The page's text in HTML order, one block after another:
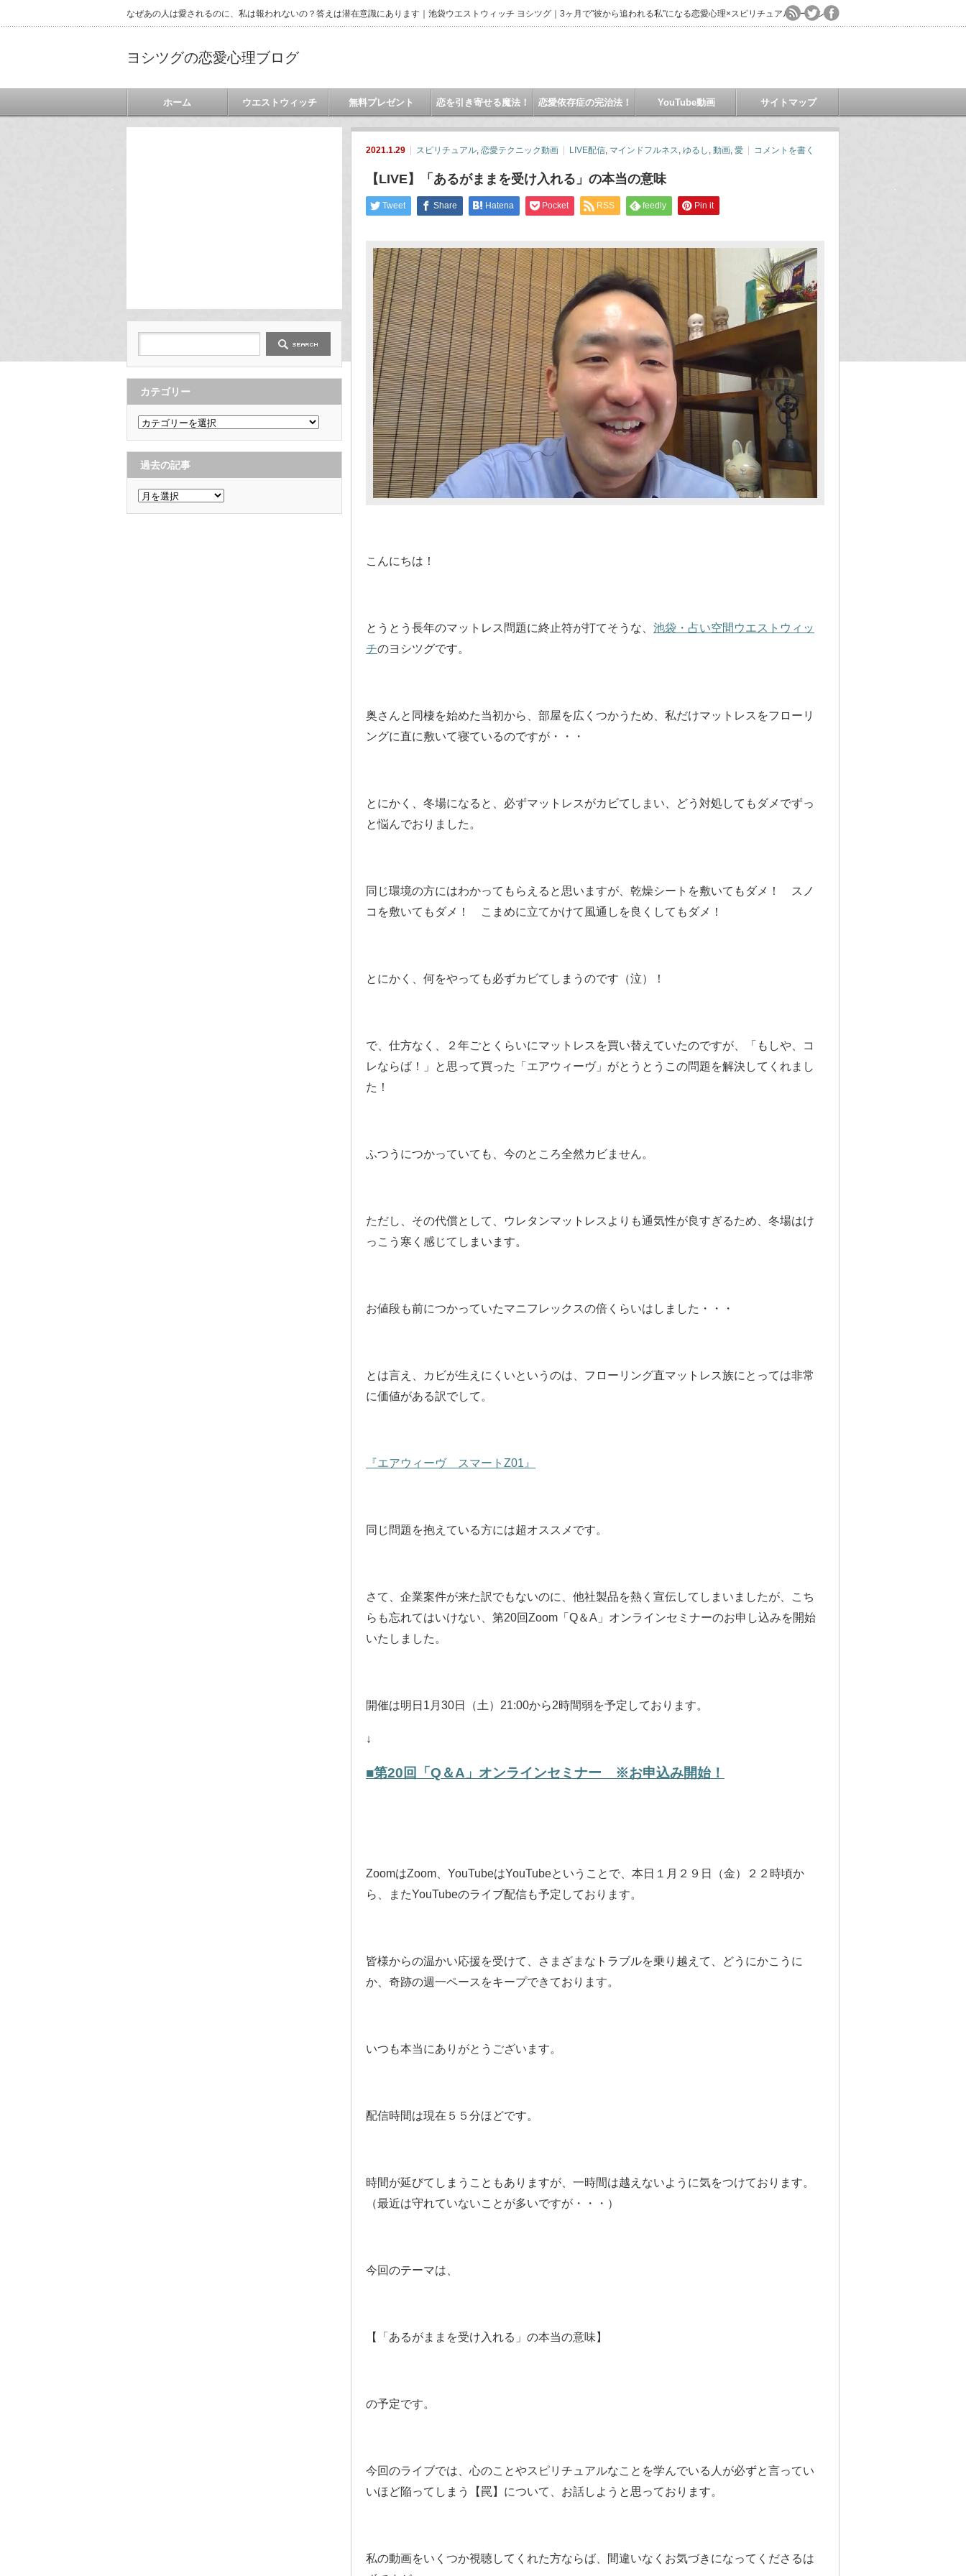
なぜあの人は愛されるのに、私は報われないの？答えは潜在意識にあります｜池袋ウエストウィッチ ヨシツグ｜3ヶ月で"彼から追われる私"になる恋愛心理×スピリチュアルコーチング
ヨシツグの恋愛心理ブログ
ホーム ウエストウィッチ 無料プレゼント 恋を引き寄せる魔法！ 恋愛依存症の完治法！ YouTube動画 サイトマップ
2021.1.29 スピリチュアル, 恋愛テクニック動画 LIVE配信, マインドフルネス, ゆるし , 動画, 愛 コメントを書く
【LIVE】「あるがままを受け入れる」の本当の意味
Tweet Share Hatena Pocket RSS feedly Pin it
こんにちは！
とうとう長年のマットレス問題に終止符が打てそうな、 池袋・占い空間ウエストウィッ
チのヨシツグです。
奥さんと同棲を始めた当初から、部屋を広くつかうため、私だけマットレスをフローリ
ングに直に敷いて寝ているのですが・・・
とにかく、冬場になると、必ずマットレスがカビてしまい、どう対処してもダメでずっ
と悩んでおりました。
同じ環境の方にはわかってもらえると思いますが、乾燥シートを敷いてもダメ！ スノ
コを敷いてもダメ！ こまめに立てかけて風通しを良くしてもダメ！
とにかく、何をやっても必ずカビてしまうのです（泣）！
で、仕方なく、２年ごとくらいにマットレスを買い替えていたのですが、「もしや、コ
レならば！」と思って買った「エアウィーヴ」がとうとうこの問題を解決してくれまし
た！
ふつうにつかっていても、今のところ全然カビません。
ただし、その代償として、ウレタンマットレスよりも通気性が良すぎるため、冬場はけ
っこう寒く感じてしまいます。
お値段も前につかっていたマニフレックスの倍くらいはしました・・・
とは言え、カビが生えにくいというのは、フローリング直マットレス族にとっては非常
に価値がある訳でして。
『エアウィーヴ スマートZ01』
同じ問題を抱えている方には超オススメです。
さて、企業案件が来た訳でもないのに、他社製品を熱く宣伝してしまいましたが、こち
らも忘れてはいけない、第20回Zoom「Q＆A」オンラインセミナーのお申し込みを開始
いたしました。
開催は明日1月30日（土）21:00から2時間弱を予定しております。
↓
■第20回「Q＆A」オンラインセミナー ※お申込み開始！
ZoomはZoom、YouTubeはYouTubeということで、本日１月２９日（金）２２時頃か
ら、またYouTubeのライブ配信も予定しております。
皆様からの温かい応援を受けて、さまざまなトラブルを乗り越えて、どうにかこうに
か、奇跡の週一ペースをキープできております。
いつも本当にありがとうございます。
配信時間は現在５５分ほどです。
時間が延びてしまうこともありますが、一時間は越えないように気をつけております。
（最近は守れていないことが多いですが・・・）
今回のテーマは、
【「あるがままを受け入れる」の本当の意味】
の予定です。
今回のライブでは、心のことやスピリチュアルなことを学んでいる人が必ずと言ってい
いほど陥ってしまう【罠】について、お話しようと思っております。
私の動画をいくつか視聴してくれた方ならば、間違いなくお気づきになってくださるは
カテゴリー
カ
テ
ゴ
リ
ー
過去の記事
過
去
の